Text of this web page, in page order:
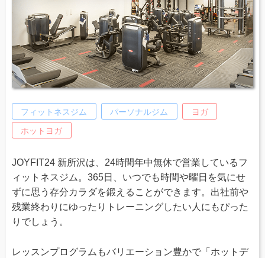
フィットネスジム パーソナルジム ヨガ
ホットヨガ
JOYFIT24 新所沢は、24時間年中無休で営業しているフ
ィットネスジム。365日、いつでも時間や曜日を気にせ
ずに思う存分カラダを鍛えることができます。出社前や
残業終わりにゆったりトレーニングしたい人にもぴった
りでしょう。
レッスンプログラムもバリエーション豊かで「ホットデ